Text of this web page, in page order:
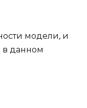
модели, и
в данном